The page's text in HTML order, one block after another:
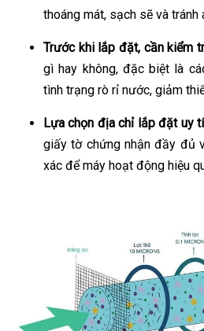
thoáng mát, sạch sẽ và tránh
Trước khi lắp đặt, cần kiểm
gì hay không, đặc biệt là
tình trạng rò rỉ nước, giảm
Lựa chọn địa chỉ lắp đặt uy
giấy tờ chứng nhận đầy đủ
xác để máy hoạt động hiệu